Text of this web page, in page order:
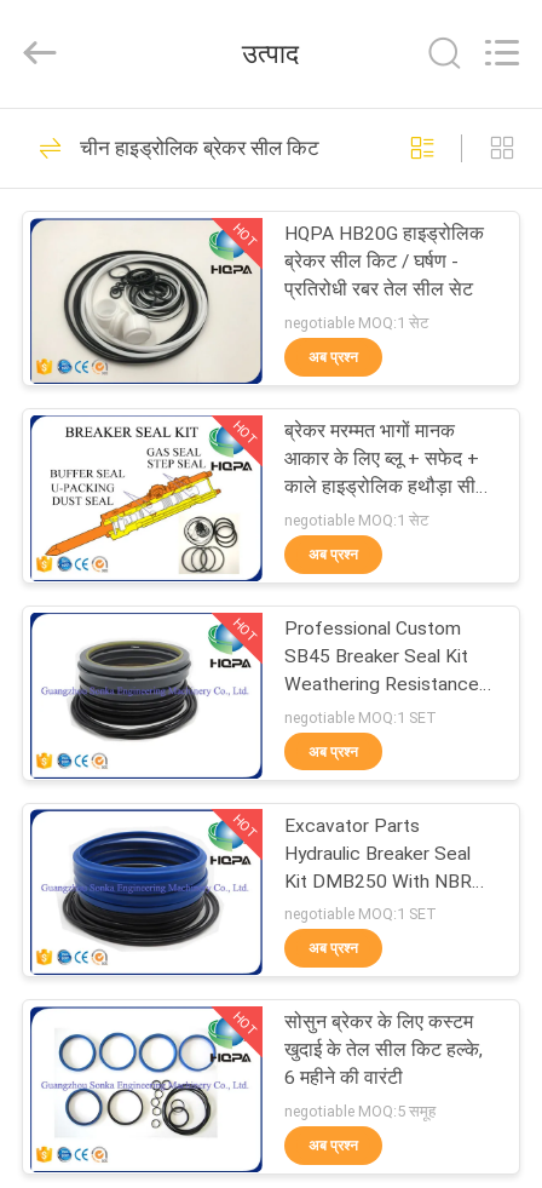
उत्पाद
कारखाना
भ्रमण
गुणवत्ता
नियंत्रण
साइटमैप
PRIVACY
POLICY
Management
Services
All
Reserved.
खुदाई सील किट
445
हाइड्रोलिक ब्रेकर सील
किट
48
लोडर सील किट
पम्प सील किट
62
उत्पाद
चीन हाइड्रोलिक ब्रेकर सील किट
HOT
HQPA HB20G हाइड्रोलिक
ब्रेकर सील किट / घर्षण -
प्रतिरोधी रबर तेल सील सेट
negotiable MOQ:1 सेट
अब प्रश्न
HOT
ब्रेकर मरम्मत भागों मानक
आकार के लिए ब्लू + सफेद +
काले हाइड्रोलिक हथौड़ा सील
किट
negotiable MOQ:1 सेट
अब प्रश्न
HOT
Professional Custom
SB45 Breaker Seal Kit
Weathering Resistance
With Stable
Performance
negotiable MOQ:1 SET
अब प्रश्न
HOT
Excavator Parts
Hydraulic Breaker Seal
Kit DMB250 With NBR
VMQ Materials
negotiable MOQ:1 SET
अब प्रश्न
HOT
सोसुन ब्रेकर के लिए कस्टम
खुदाई के तेल सील किट हल्के,
6 महीने की वारंटी
negotiable MOQ:5 समूह
अब प्रश्न